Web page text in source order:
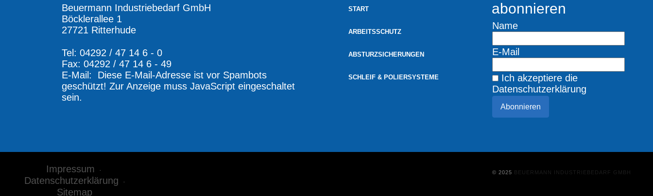
Beuermann Industriebedarf GmbH
Böcklerallee 1
27721 Ritterhude
Tel: 04292 / 47 14 6 - 0
Fax: 04292 / 47 14 6 - 49
E-Mail: Diese E-Mail-Adresse ist vor Spambots
geschützt! Zur Anzeige muss JavaScript eingeschaltet
sein.
START
ARBEITSSCHUTZ
ABSTURZSICHERUNGEN
SCHLEIF & POLIERSYSTEME
abonnieren
Name
E-Mail
Ich akzeptiere die
Datenschutzerklärung
Abonnieren
Impressum
Datenschutzerklärung
Sitemap
© 2025 BEUERMANN INDUSTRIEBEDARF GMBH